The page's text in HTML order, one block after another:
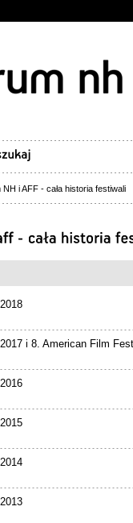
NH i AFF - cała historia festiwali
i 8. American Film